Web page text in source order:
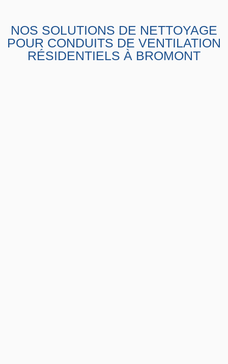
NOS SOLUTIONS DE NETTOYAGE
POUR CONDUITS DE VENTILATION
RÉSIDENTIELS À BROMONT